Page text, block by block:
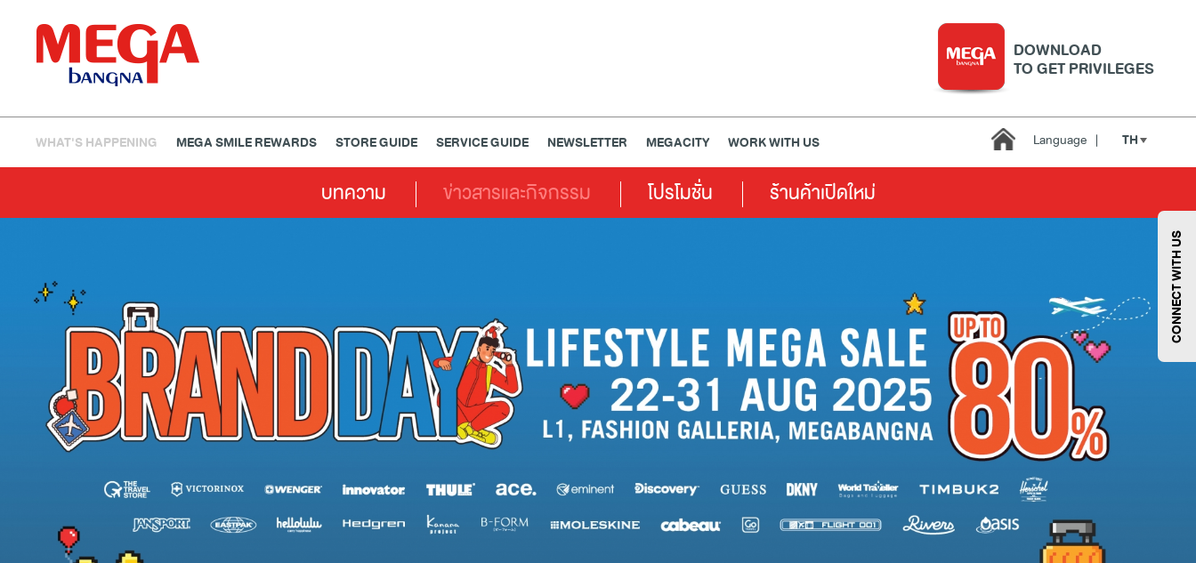
DOWNLOAD
TO GET PRIVILEGES
WHAT'S HAPPENING MEGA SMILE REWARDS STORE GUIDE SERVICE GUIDE NEWSLETTER MEGACITY WORK WITH US Language | TH
ธนาคาร ร้านอาหาร เอ็นเตอร์เทนเม้นท์ แฟชั่น เครื่องประดับ การตกแต่งบ้าน แม่และเด็ก ไลฟ์สไตล์ บริการ เมกา สมาร์ท คิดส์ กีฬา
ซูเปอร์มาร์เก็ต
แฟชั่น@Megabangna
CONNECT WITH US
บทความ ข่าวสารและกิจกรรม โปรโมชั่น ร้านค้าเปิดใหม่